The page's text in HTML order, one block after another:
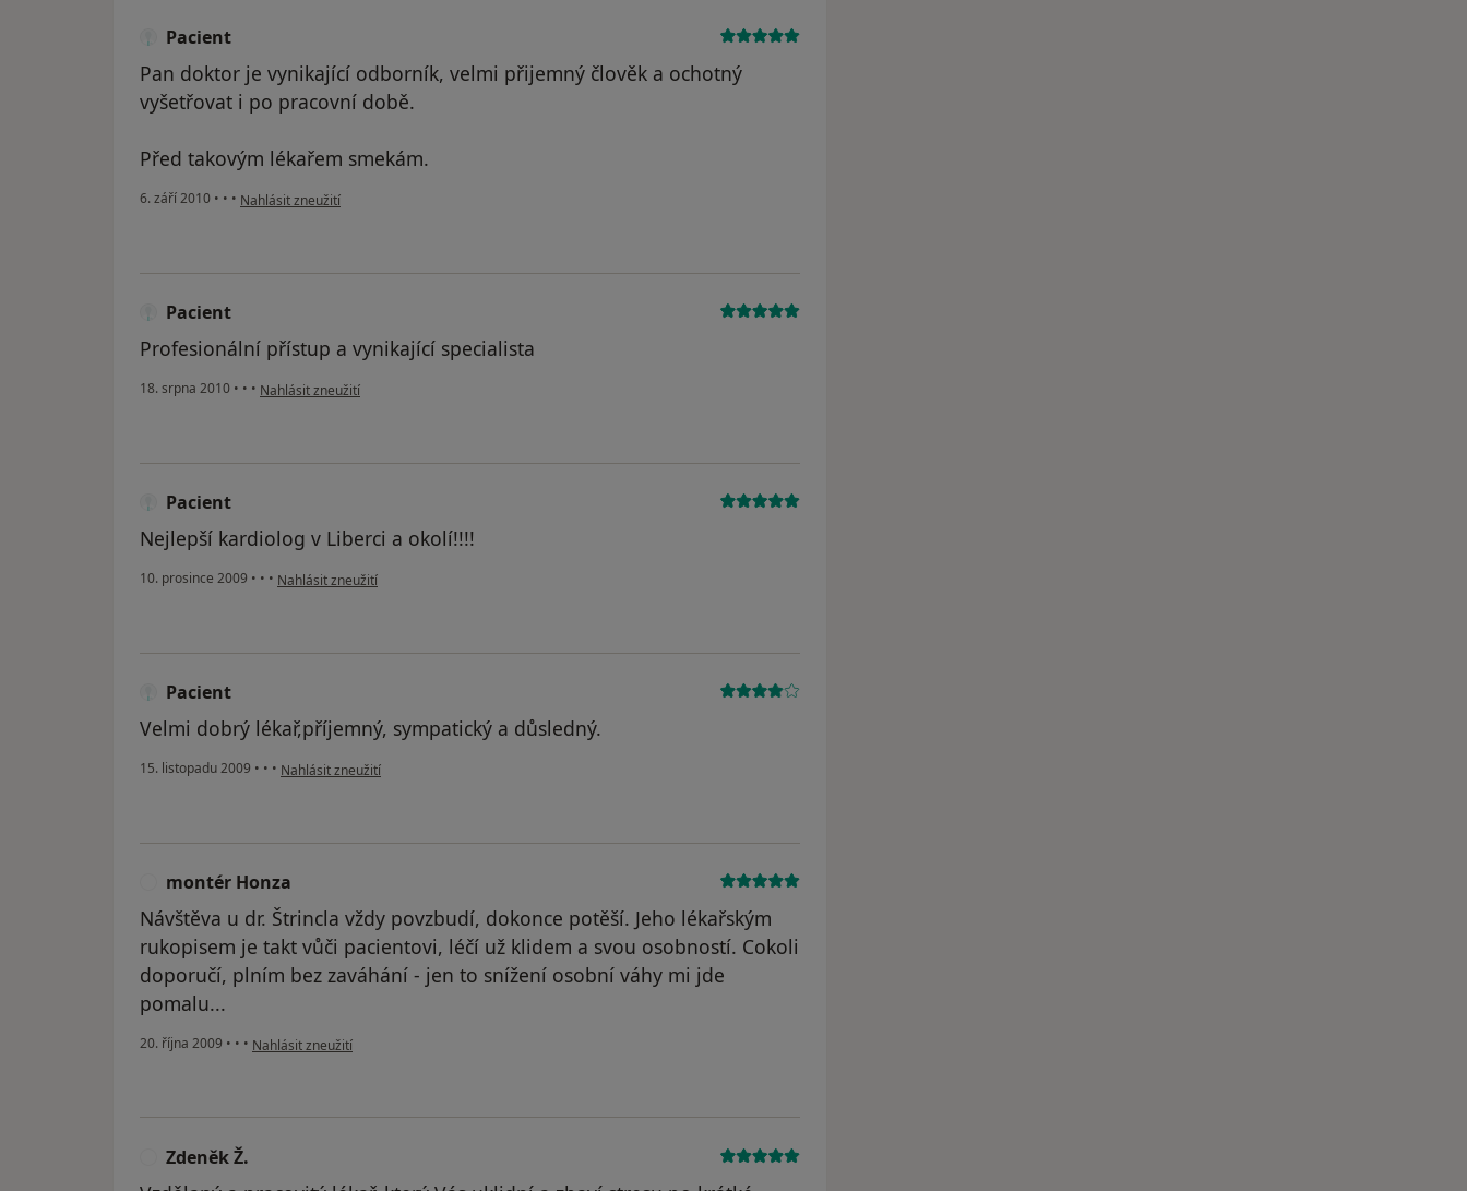
Pacient
Pan doktor je vynikající odborník, velmi přijemný člověk a ochotný
vyšetřovat i po pracovní době.
Před takovým lékařem smekám.
6. září 2010 • • • podle názoru uživatele Pacient
Nahlásit zneužití
Pacient
Profesionální přístup a vynikající specialista
18. srpna 2010 • • • podle názoru uživatele Pacient
Nahlásit zneužití
Pacient
Nejlepší kardiolog v Liberci a okolí!!!!
10. prosince 2009 • • • podle názoru uživatele Pacient
Nahlásit zneužití
Pacient
Velmi dobrý lékař,příjemný, sympatický a důsledný.
15. listopadu 2009 • • • podle názoru uživatele Pacient
Nahlásit zneužití
montér Honza
Návštěva u dr. Štrincla vždy povzbudí, dokonce potěší. Jeho lékařským
rukopisem je takt vůči pacientovi, léčí už klidem a svou osobností. Cokoli
doporučí, plním bez zaváhání - jen to snížení osobní váhy mi jde
pomalu...
20. října 2009 • • • podle názoru uživatele montér Honza
Nahlásit zneužití
Zdeněk Ž.